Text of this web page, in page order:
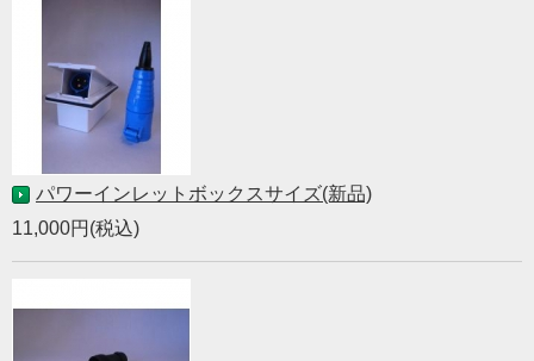
パワーインレットボックスサイズ(新品)
11,000円(税込)